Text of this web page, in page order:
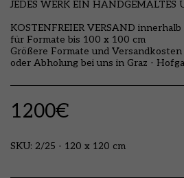
JEDES WERK EIN HANDGEMALTES
KOSTENFREIER VERSAND
für Formate bis 100 x 100 cm
Größere Formate und
oder Abholung bei uns in Graz -
1200€
SKU: 2/25 - 120 x 120 cm